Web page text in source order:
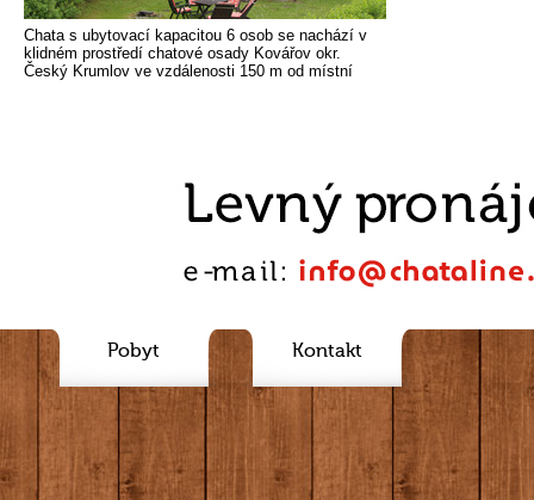
Chata s ubytovací kapacitou 6 osob se nachází v
klidném prostředí chatové osady Kovářov okr.
Český Krumlov ve vzdálenosti 150 m od místní
Pobyt Kontakt